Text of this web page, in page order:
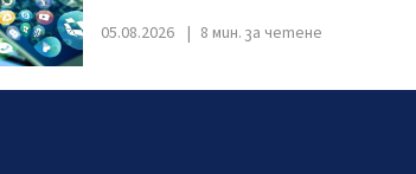
05.08.2026 8 мин. за четене